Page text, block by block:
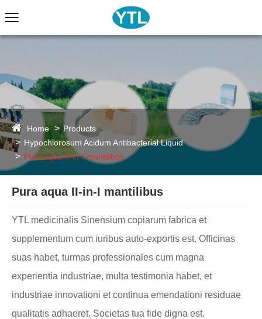
Home
Products
Hypochlorosum Acidum Antibacterial Liquid
Pura aqua II-in-I mantilibus
Pura aqua II-in-I mantilibus
YTL medicinalis Sinensium copiarum fabrica et
supplementum cum iuribus auto-exportis est. Officinas
suas habet, turmas professionales cum magna
experientia industriae, multa testimonia habet, et
industriae innovationi et continua emendationi residuae
qualitatis adhaeret. Societas tua fide digna est.